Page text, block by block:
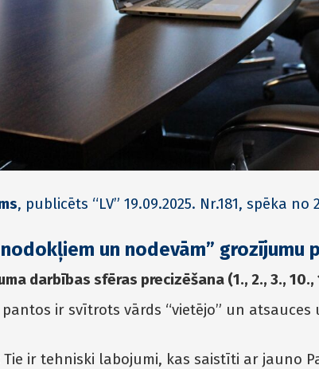
, publicēts “LV” 19.09.2025. Nr.181, spēka
un nodevām” grozījumu
darbības sfēras precizēšana (1., 2., 3., 10.,
ir svītrots vārds “vietējo” un atsauces
Tie ir tehniski labojumi, kas saistīti ar jauno